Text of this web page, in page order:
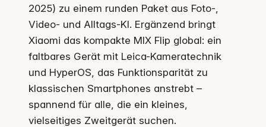
2025) zu einem runden Paket aus Foto-,
Video- und Alltags-KI. Ergänzend bringt
Xiaomi das kompakte MIX Flip global: ein
faltbares Gerät mit Leica-Kameratechnik
und HyperOS, das Funktionsparität zu
klassischen Smartphones anstrebt –
spannend für alle, die ein kleines,
vielseitiges Zweitgerät suchen.